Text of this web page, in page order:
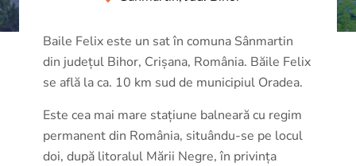
Baile Felix este un sat în comuna Sânmartin
din județul Bihor, Crișana, România. Băile Felix
se află la ca. 10 km sud de municipiul Oradea.
Este cea mai mare stațiune balneară cu regim
permanent din România, situându-se pe locul
doi, după litoralul Mării Negre, în privința